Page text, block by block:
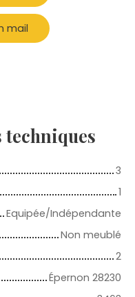
mail
techniques
3
1
Equipée/Indépendante
Non meublé
2
Épernon 28230